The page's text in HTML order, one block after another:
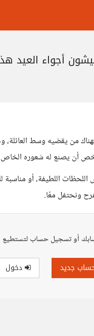
من يقضيه وسط
أن يصنع له شعوره الخاص
اللطيفة، أو
ونحتفل معًا.
أو تسجيل حساب لتستطيع
جديد دخول